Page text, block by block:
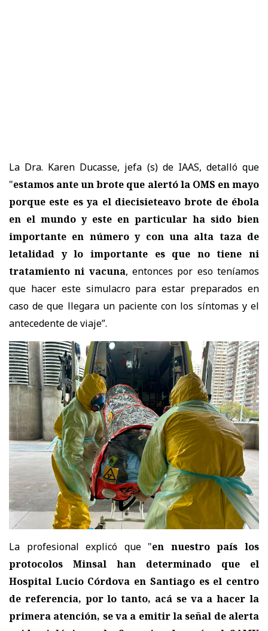
La Dra. Karen Ducasse, jefa (s) de IAAS, detalló que
"estamos ante un brote que alertó la OMS en mayo
porque este es ya el diecisieteavo brote de ébola
en el mundo y este en particular ha sido bien
importante en número y con una alta taza de
letalidad y lo importante es que no tiene ni
tratamiento ni vacuna, entonces por eso teníamos
que hacer este simulacro para estar preparados en
caso de que llegara un paciente con los síntomas y el
antecedente de viaje”.
La profesional explicó que "en nuestro país los
protocolos Minsal han determinado que el
Hospital Lucio Córdova en Santiago es el centro
de referencia, por lo tanto, acá se va a hacer la
primera atención, se va a emitir la señal de alerta